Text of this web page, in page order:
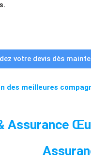
votre devis dès
meilleures
Assurance